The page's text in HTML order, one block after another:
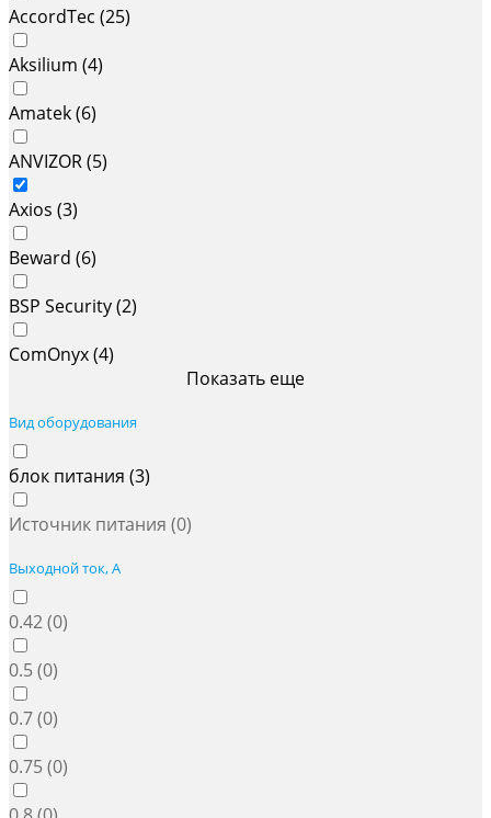
AccordTec (25)
Aksilium (4)
Amatek (6)
ANVIZOR (5)
Axios (3)
Beward (6)
BSP Security (2)
ComOnyx (4)
Показать еще
Вид оборудования
блок питания (3)
Источник питания (0)
Выходной ток, А
0.42 (0)
0.5 (0)
0.7 (0)
0.75 (0)